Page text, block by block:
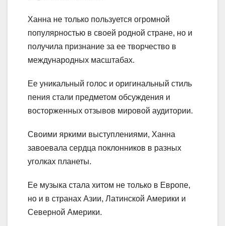
Ханна не только пользуется огромной
популярностью в своей родной стране, но и
получила признание за ее творчество в
международных масштабах.
Ее уникальный голос и оригинальный стиль
пения стали предметом обсуждения и
восторженных отзывов мировой аудитории.
Своими яркими выступлениями, Ханна
завоевала сердца поклонников в разных
уголках планеты.
Ее музыка стала хитом не только в Европе,
но и в странах Азии, Латинской Америки и
Северной Америки.